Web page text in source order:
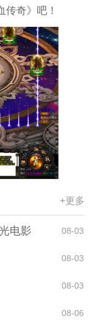
奇》吧！
+更多
电影 08-03
08-03
08-03
08-06